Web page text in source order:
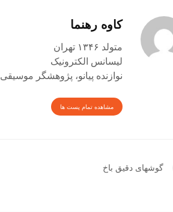
کاوه رهنما
متولد ۱۳۴۶ تهران
لیسانس الکترونیک
نوازنده پیانو، پژوهشگر موسیقی
مشاهده تمام پست ها
گوشهای دقیق باخ